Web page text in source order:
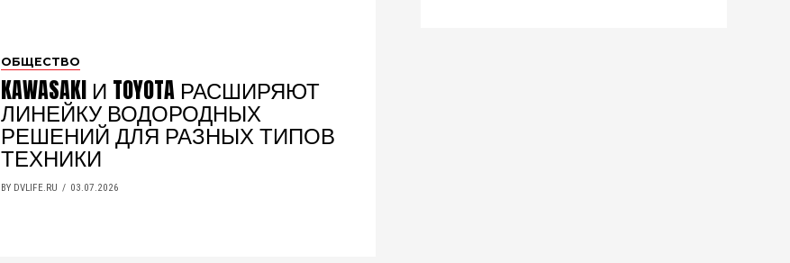
ОБЩЕСТВО
KAWASAKI И TOYOTA РАСШИРЯЮТ
ЛИНЕЙКУ ВОДОРОДНЫХ
РЕШЕНИЙ ДЛЯ РАЗНЫХ ТИПОВ
ТЕХНИКИ
BY DVLIFE.RU 03.07.2026